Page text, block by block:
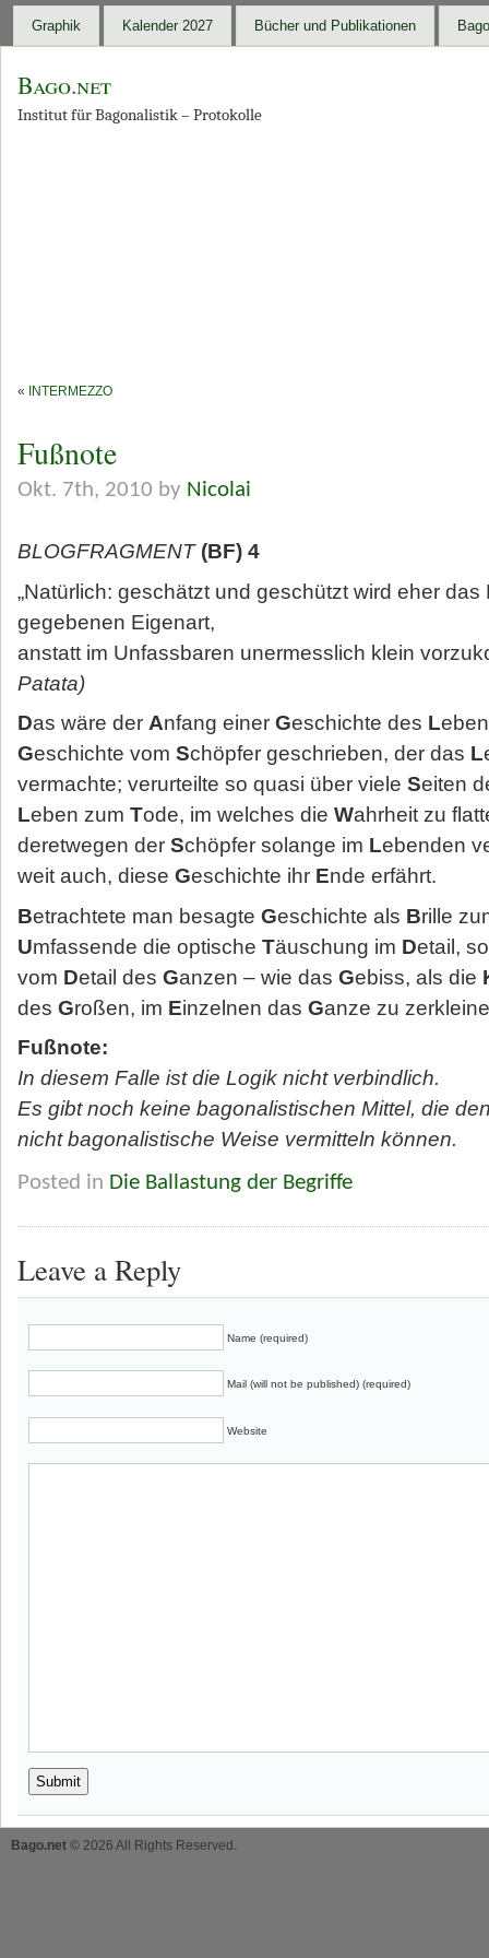
Graphik Kalender 2027 Bücher und Publikationen
Bago.net
Institut für Bagonalistik – Protokolle
« INTERMEZZO
Fußnote
Okt. 7th, 2010 by Nicolai
BLOGFRAGMENT (BF) 4
„Natürlich: geschätzt und geschützt wird eher das
gegebenen Eigenart,
anstatt im Unfassbaren unermesslich klein
Patata)
Das wäre der Anfang einer Geschichte des L
Geschichte vom Schöpfer geschrieben, der das L
vermachte; verurteilte so quasi über viele Seiten
Leben zum Tode, im welches die Wahrheit zu
deretwegen der Schöpfer solange im Lebenden
weit auch, diese Geschichte ihr Ende erfährt.
Betrachtete man besagte Geschichte als Brille
Umfassende die optische Täuschung im Detail,
vom Detail des Ganzen – wie das Gebiss, als die
des Großen, im Einzelnen das Ganze zu
Fußnote:
In diesem Falle ist die Logik nicht verbindlich.
Es gibt noch keine bagonalistischen Mittel, die
nicht bagonalistische Weise vermitteln können.
Posted in Die Ballastung der Begriffe
Leave a Reply
Name (required)
Mail (will not be published) (required)
Website
Bago.net © 2026 All Rights Reserved.